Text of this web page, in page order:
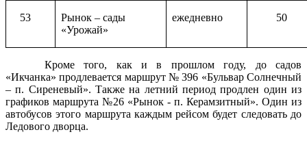
53
Рынок – сады
«Урожай»
ежедневно 50
Кроме того, как и в прошлом году, до садов
«Икчанка» продлевается маршрут № 396 «Бульвар Солнечный
– п. Сиреневый». Также на летний период продлен один из
графиков маршрута №26 «Рынок - п. Керамзитный». Один из
автобусов этого маршрута каждым рейсом будет следовать до
Ледового дворца.